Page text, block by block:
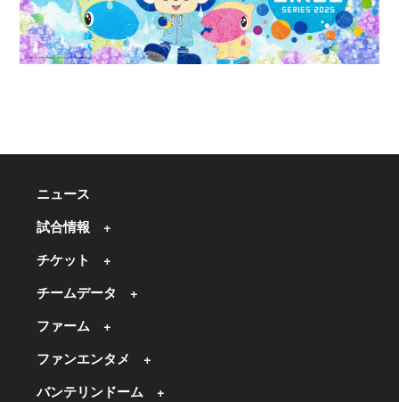
ニュース
試合情報
チケット
チームデータ
ファーム
ファンエンタメ
バンテリンドーム